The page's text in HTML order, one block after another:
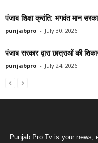
पंजाब शिक्षा क्रांति: भगवंत मान
punjabpro - July 30, 2026
पंजाब सरकार द्वारा छात्राओं की
punjabpro - July 24, 2026
Punjab Pro Tv is your news,